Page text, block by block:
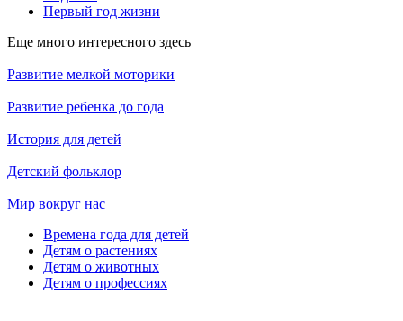
Первый год жизни
Еще много интересного здесь
Развитие мелкой моторики
Развитие ребенка до года
История для детей
Детский фольклор
Мир вокруг нас
Времена года для детей
Детям о растениях
Детям о животных
Детям о профессиях